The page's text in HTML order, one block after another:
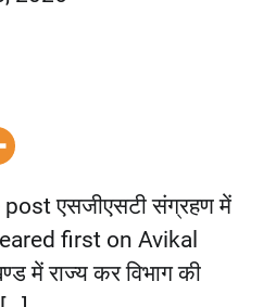
एसजीएसटी संग्रहण में
first on Avikal
में राज्य कर विभाग की